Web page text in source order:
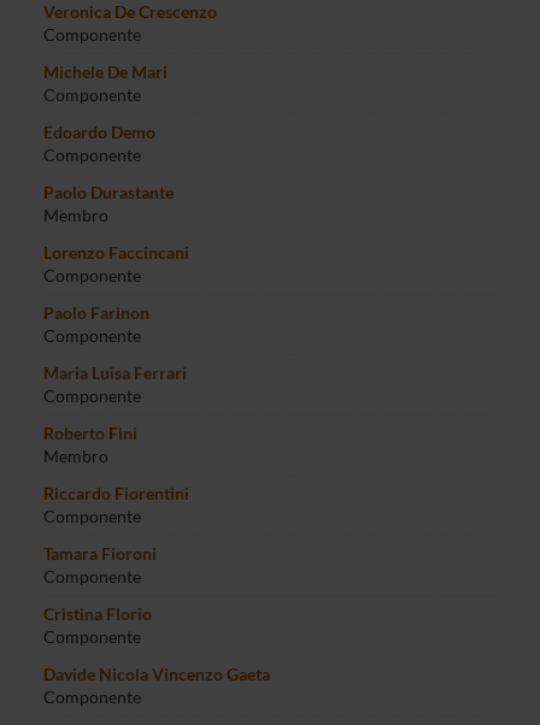
Veronica De Crescenzo
Componente
Michele De Mari
Componente
Edoardo Demo
Componente
Paolo Durastante
Membro
Lorenzo Faccincani
Componente
Paolo Farinon
Componente
Maria Luisa Ferrari
Componente
Roberto Fini
Membro
Riccardo Fiorentini
Componente
Tamara Fioroni
Componente
Cristina Florio
Componente
Davide Nicola Vincenzo Gaeta
Componente